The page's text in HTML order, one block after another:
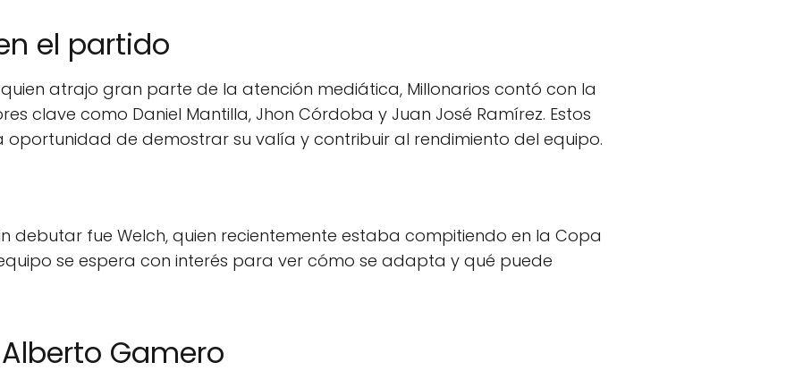
el partido
atrajo gran parte de la atención mediática, Millonarios contó con la
clave como Daniel Mantilla, Jhon Córdoba y Juan José Ramírez. Estos
de demostrar su valía y contribuir al rendimiento del equipo.
debutar fue Welch, quien recientemente estaba compitiendo en la Copa
se espera con interés para ver cómo se adapta y qué puede
Gamero